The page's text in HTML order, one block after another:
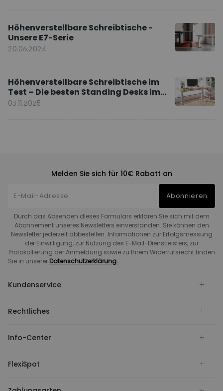
Höhenverstellbare Schreibtische -
Unsere E7-Serie
20.06.2024
Höhenverstellbare Schreibtische im
Test – Die besten Standing Desks im
Vergleich
03.11.2025
Melden Sie sich für 10€ Rabatt an
Abonnieren
Durch das Absenden dieses Formulars erklären Sie sich mit dem
Abonnement unseres Newsletters einverstanden. Sie können den
Newsletter jederzeit abbestellen. Informationen zur Erfolgsmessung
der Einwilligung, zur Nutzung des E-Mail-Dienstleisters, zur
Protokollierung der Anmeldung sowie zu Ihrem Widerrufsrecht finden
Sie in unserer Datenschutzerklärung.
Kundenservice
Rechtliches
Info-Center
FlexiSpot